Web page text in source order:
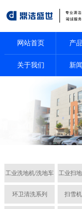
网站首页 产
关于我们 新
工业洗地机/洗地车 工业扫
环卫清洗系列 扫雪